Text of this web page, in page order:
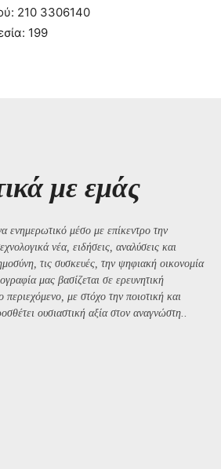
210 3306140
199
με εμάς
ενημερωτικό μέσο με επίκεντρο την
νέα, ειδήσεις, αναλύσεις και
τις συσκευές, την ψηφιακή οικονομία
μας βασίζεται σε ερευνητική
με στόχο την ποιοτική και
ουσιαστική αξία στον αναγνώστη..